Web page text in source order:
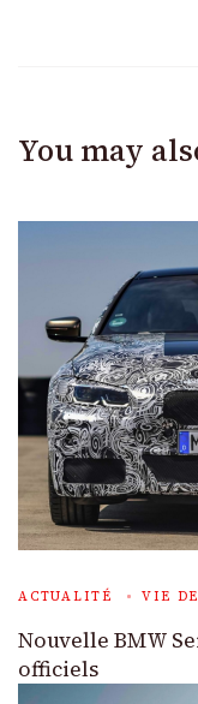
You may
ACTUALITÉ VIE
Nouvelle BMW
officiels